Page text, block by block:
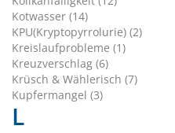
Kotwasser (14)
KPU(Kryptopyrrolurie) (2)
Kreislaufprobleme (1)
Kreuzverschlag (6)
Krüsch & Wählerisch (7)
Kupfermangel (3)
L